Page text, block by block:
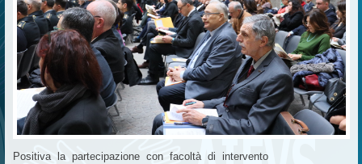
Positiva la partecipazione con facoltà di intervento